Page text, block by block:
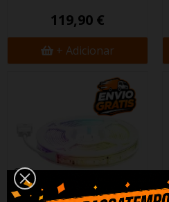
119,90 €
+ Adicionar